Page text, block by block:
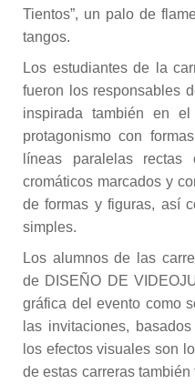
Tientos”, un palo de
tangos.
Los estudiantes de la
fueron los responsables
inspirada también en
protagonismo con
líneas paralelas
cromáticos marcados y
de formas y figuras, así
simples.
Los alumnos de las
de DISEÑO DE
gráfica del evento como
las invitaciones,
los efectos visuales son
de estas carreras